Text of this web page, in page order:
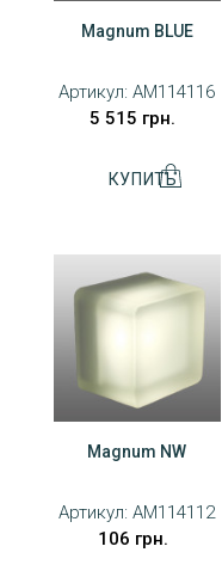
Magnum BLUE
Артикул: AM114116
5 515 грн.
Magnum NW
Артикул: AM114112
106 грн.